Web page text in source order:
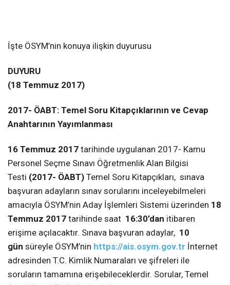
İşte ÖSYM’nin konuya ilişkin duyurusu
DUYURU
(18 Temmuz 2017)
2017- ÖABT: Temel Soru Kitapçıklarının ve Cevap
Anahtarının Yayımlanması
16 Temmuz 2017 tarihinde uygulanan 2017- Kamu
Personel Seçme Sınavı Öğretmenlik Alan Bilgisi
Testi (2017- ÖABT) Temel Soru Kitapçıkları, sınava
başvuran adayların sınav sorularını inceleyebilmeleri
amacıyla ÖSYM’nin Aday İşlemleri Sistemi üzerinden 18
Temmuz 2017 tarihinde saat 16:30’dan itibaren
erişime açılacaktır. Sınava başvuran adaylar, 10
gün süreyle ÖSYM’nin https://ais.osym.gov.tr İnternet
adresinden T.C. Kimlik Numaraları ve şifreleri ile
soruların tamamına erişebileceklerdir. Sorular, Temel